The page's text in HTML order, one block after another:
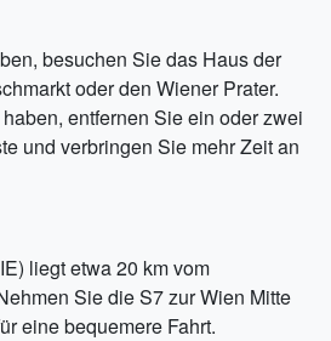
besuchen Sie das Haus der
oder den Wiener Prater.
entfernen Sie ein oder zwei
und verbringen Sie mehr Zeit an
liegt etwa 20 km vom
Sie die S7 zur Wien Mitte
eine bequemere Fahrt.